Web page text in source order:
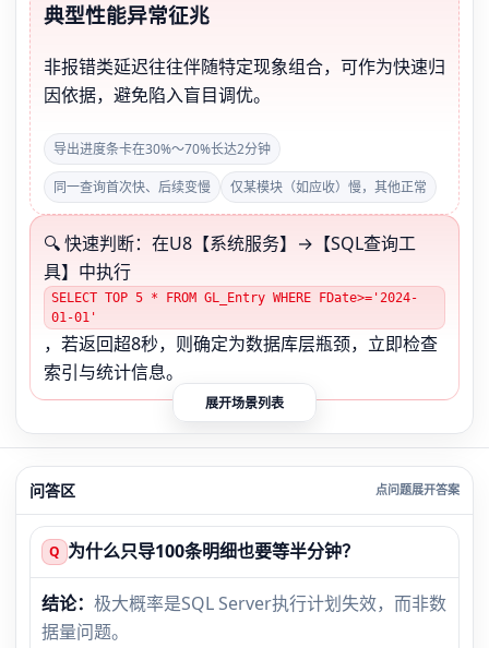
典型性能异常征兆
非报错类延迟往往伴随特定现象组合，可作为快速归
因依据，避免陷入盲目调优。
导出进度条卡在30%～70%长达2分钟
同一查询首次快、后续变慢 仅某模块（如应收）慢，其他正常
🔍 快速判断：在U8【系统服务】→【SQL查询工
具】中执行
SELECT TOP 5 * FROM GL_Entry WHERE FDate>='2024-
01-01'
，若返回超8秒，则确定为数据库层瓶颈，立即检查
索引与统计信息。
展开场景列表
问答区
Q 为什么只导100条明细也要等半分钟？
结论： 极大概率是SQL Server执行计划失效，而非数
据量问题。